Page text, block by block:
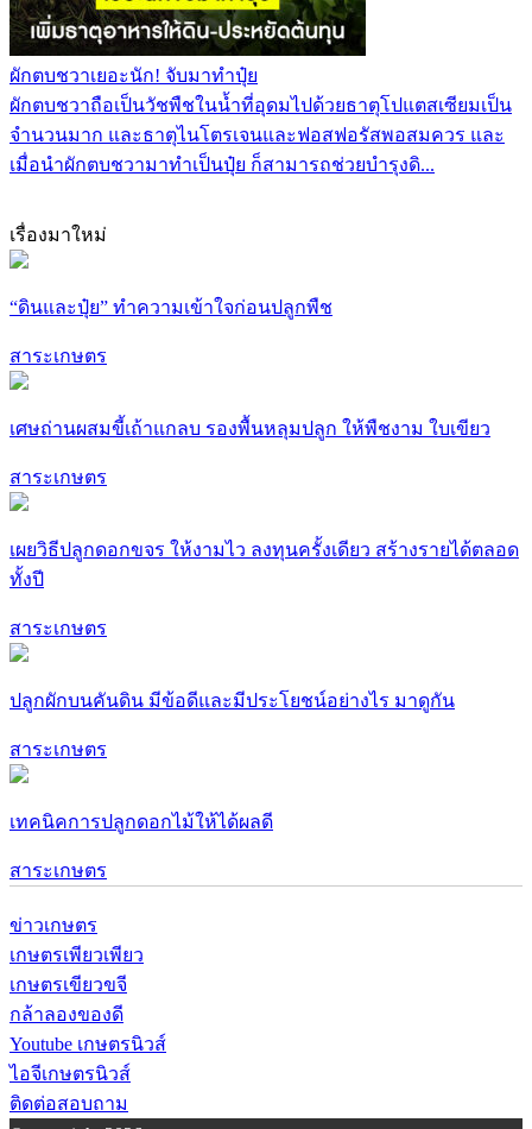
ผักตบชวาเยอะนัก! จับมาทำปุ๋ย
ผักตบชวาถือเป็นวัชพืชในน้ำที่อุดมไปด้วยธาตุโปแตสเซียมเป็น
จำนวนมาก และธาตุไนโตรเจนและฟอสฟอรัสพอสมควร และ
เมื่อนำผักตบชวามาทำเป็นปุ๋ย ก็สามารถช่วยบำรุงดิ...
เรื่องมาใหม่
“ดินและปุ๋ย” ทำความเข้าใจก่อนปลูกพืช
สาระเกษตร
เศษถ่านผสมขี้เถ้าแกลบ รองพื้นหลุมปลูก ให้พืชงาม ใบเขียว
สาระเกษตร
เผยวิธีปลูกดอกขจร ให้งามไว ลงทุนครั้งเดียว สร้างรายได้ตลอด
ทั้งปี
สาระเกษตร
ปลูกผักบนคันดิน มีข้อดีและมีประโยชน์อย่างไร มาดูกัน
สาระเกษตร
เทคนิคการปลูกดอกไม้ให้ได้ผลดี
สาระเกษตร
ข่าวเกษตร
เกษตรเพียวเพียว
เกษตรเขียวขจี
กล้าลองของดี
Youtube เกษตรนิวส์
ไอจีเกษตรนิวส์
ติดต่อสอบถาม